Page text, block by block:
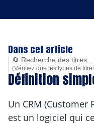
Dans cet article
🔄 Recherche des titres...
(Vérifiez que les types de
Définition
Un CRM
est un logiciel qui